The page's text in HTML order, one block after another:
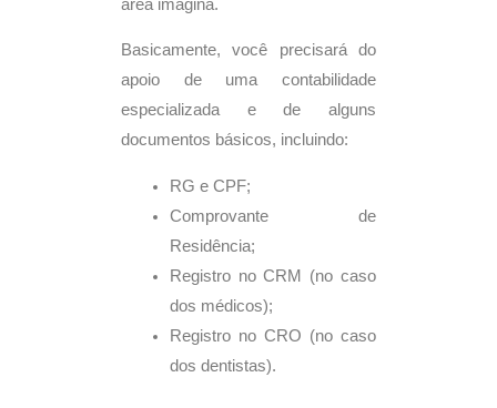
área imagina.
Basicamente, você precisará do
apoio de uma contabilidade
especializada e de alguns
documentos básicos, incluindo:
RG e CPF;
Comprovante de
Residência;
Registro no CRM (no caso
dos médicos);
Registro no CRO (no caso
dos dentistas).